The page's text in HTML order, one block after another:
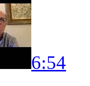
6:54